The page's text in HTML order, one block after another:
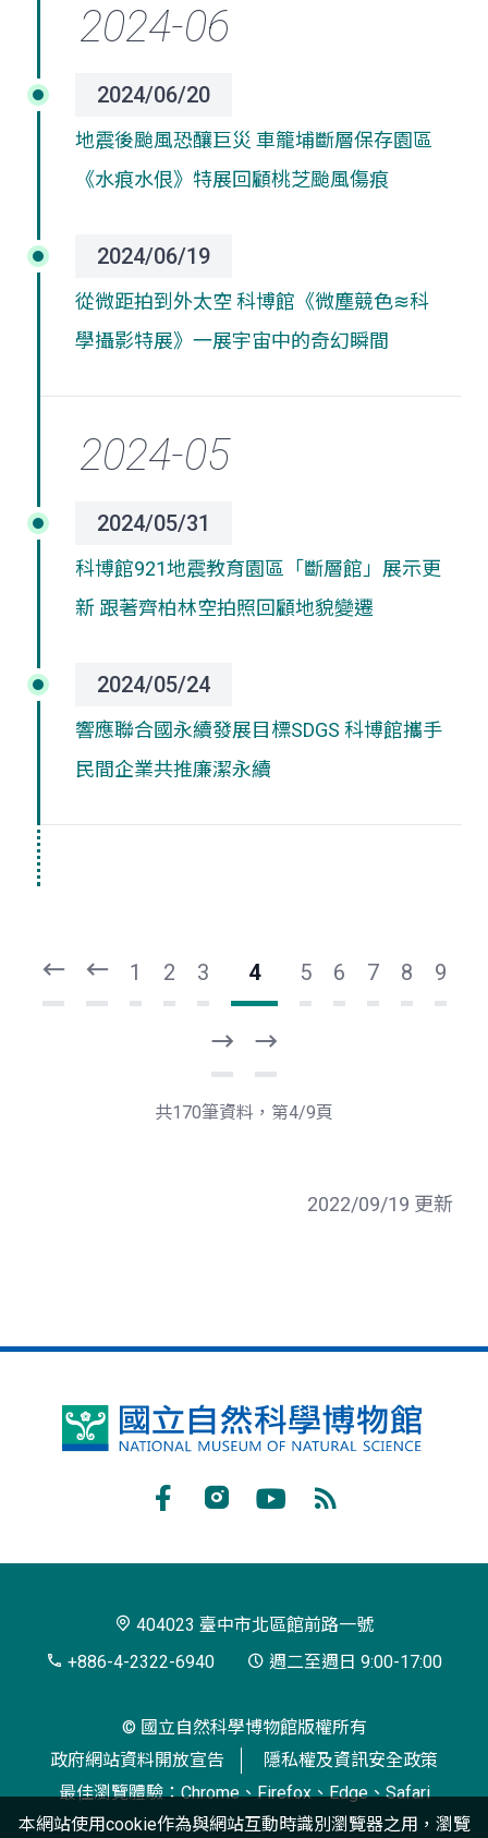
2024/06/20
地震後颱風恐釀巨災 車籠埔斷層保存園區
《水痕水佷》特展回顧桃芝颱風傷痕
2024/06/19
從微距拍到外太空 科博館《微塵競色≋科
學攝影特展》一展宇宙中的奇幻瞬間
2024/05/31
科博館921地震教育園區 「斷層館」展示更
新 跟著齊柏林空拍照回顧地貌變遷
2024/05/24
響應聯合國永續發展目標SDGS 科博館攜手
民間企業共推廉潔永續
1 2 3 4 5 6 7 8 9
一
頁
後
一
共170筆資料，第4/9頁
2022/09/19 更新
國
博
閱
404023 臺中市北區館前路一號
+886-4-2322-6940
週二至週日 9:00-17:00
© 國立自然科學博物館版權所有
政府網站資料開放宣告
隱私權及資訊安全政策
最佳瀏覽體驗：Chrome、Firefox、Edge、Safari
本網站使用cookie作為與網站互動時識別瀏覽器之用，瀏覽